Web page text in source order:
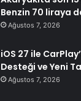
Benzin 70 liraya
Ağustos 7, 2026
iOS 27 ile
Desteği ve Yeni
Ağustos 7, 2026